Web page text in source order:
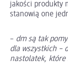
jakości produkty
stanowią one
– dm są tak
dla wszystkich –
nastolatek, które